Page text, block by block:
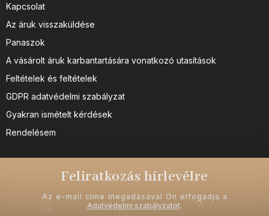
Kapcsolat
Az áruk visszaküldése
Panaszok
A vásárolt áruk karbantartására vonatkozó utasítások
Feltételek és feltételek
GDPR adatvédelmi szabályzat
Gyakran ismételt kérdések
Rendelésem
Feliratkozás hírlevélre
Az e-mail címe megadásával Ön elfogadja a
Adatvédelmi szabályzatot.